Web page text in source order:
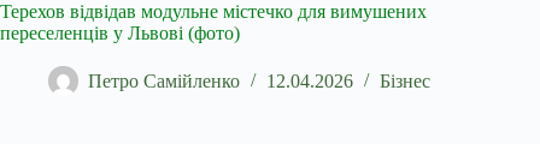
Терехов відвідав модульне містечко для вимушених
переселенців у Львові (фото)
Петро Самійленко 12.04.2026 Бізнес